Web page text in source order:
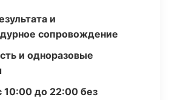
и
сопровождение
и одноразовые
10:00 до 22:00 без